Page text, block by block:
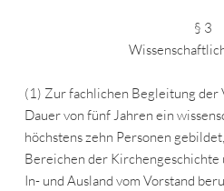
§ 3
(1) Zur fachlichen Begleitung
Dauer von fünf Jahren ein
höchstens zehn Personen
Bereichen der Kirchengeschichte
In- und Ausland vom Vorstand